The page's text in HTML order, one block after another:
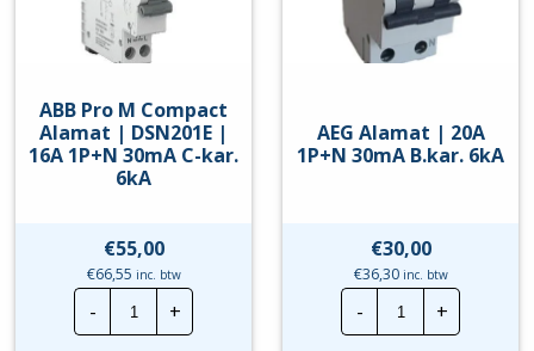
ABB Pro M Compact
Alamat | DSN201E |
16A 1P+N 30mA C-kar.
6kA
€55,00
€66,55 inc. btw
-
ABB
Pro
M
+
AEG Alamat | 20A
1P+N 30mA B.kar. 6kA
€30,00
€36,30inc. btw
-
AEG
Alamat
|
+